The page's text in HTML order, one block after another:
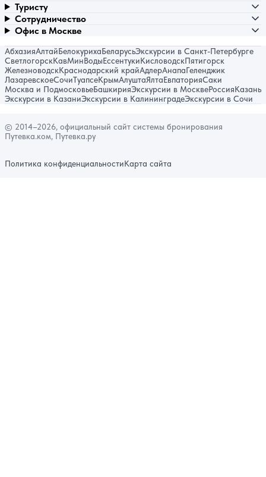
Туристу
Сотрудничество
Офис в Москве
АбхазияАлтайБелокурихаБеларусьЭкскурсии в Санкт-Петербурге
СветлогорскКавМинВодыЕссентукиКисловодскПятигорск
ЖелезноводскКраснодарский крайАдлерАнапаГеленджик
ЛазаревскоеСочиТуапсеКрымАлуштаЯлтаЕвпаторияСаки
Москва и ПодмосковьеБашкирияЭкскурсии в МосквеРоссияКазань
Экскурсии в КазаниЭкскурсии в КалининградеЭкскурсии в Сочи
© 2014–2026, официальный сайт системы бронирования
Путевка.ком, Путевка.ру
Политика конфиденциальностиКарта сайта